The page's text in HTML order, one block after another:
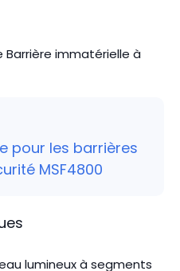
Barrière immatérielle à
pour les barrières
MSF4800
lumineux à segments